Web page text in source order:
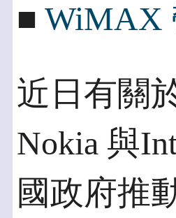
■ WiMAX
近日有關
Nokia 與
國政府推